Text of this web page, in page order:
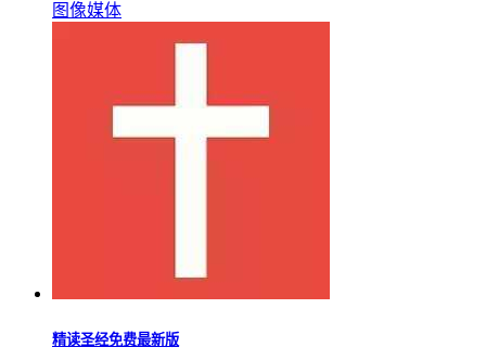
图像媒体
精读圣经免费最新版